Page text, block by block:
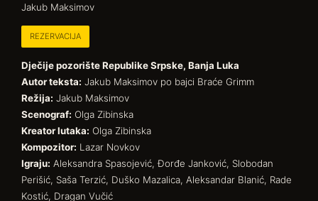
Dječije pozorište Republike Srpske, Banja Luka
Autor teksta: Jakub Maksimov po bajci Braće Grimm
Režija: Jakub Maksimov
Scenograf: Olga Zibinska
Kreator lutaka: Olga Zibinska
Kompozitor: Lazar Novkov
Igraju: Aleksandra Spasojević, Đorđe Janković, Slobodan
Perišić, Saša Terzić, Duško Mazalica, Aleksandar Blanić, Rade
Kostić, Dragan Vučić
Jakub Maksimov
REZERVACIJA